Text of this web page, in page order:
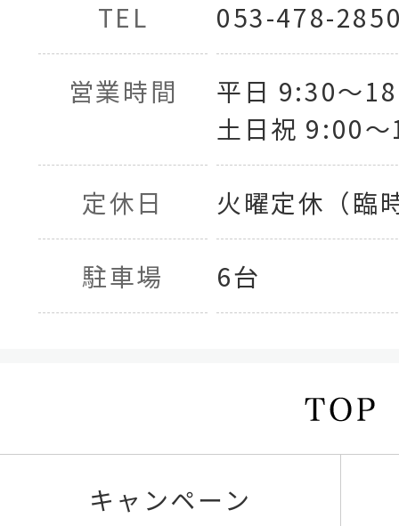
TEL 053-478-
営業時間
平日 9:30〜
土日祝 9:00
定休日 火曜定休（臨
駐車場 6台
キャンペーン